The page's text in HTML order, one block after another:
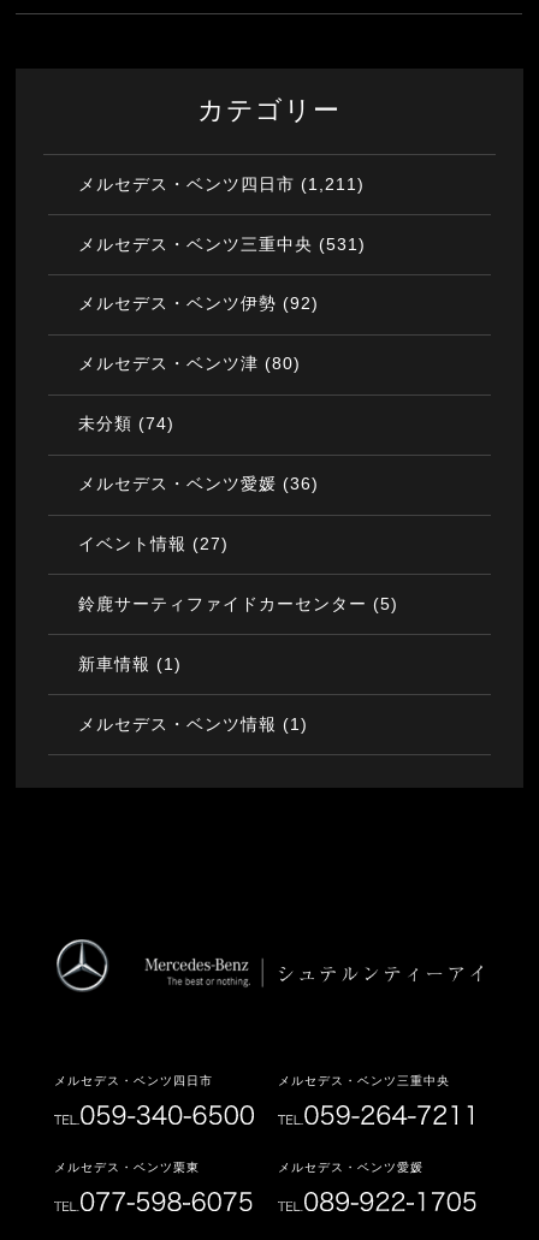
カテゴリー
メルセデス・ベンツ四日市 (1,211)
メルセデス・ベンツ三重中央 (531)
メルセデス・ベンツ伊勢 (92)
メルセデス・ベンツ津 (80)
未分類 (74)
メルセデス・ベンツ愛媛 (36)
イベント情報 (27)
鈴鹿サーティファイドカーセンター (5)
新車情報 (1)
メルセデス・ベンツ情報 (1)
メルセデス・ベンツ四日市 メルセデス・ベンツ三重中央
メルセデス・ベンツ栗東 メルセデス・ベンツ愛媛